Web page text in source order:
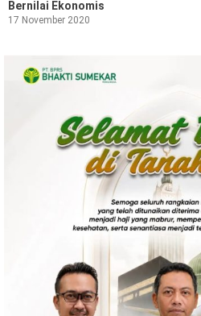
Wisata
Indeks Birokrasi
Copyright
Bernilai Ekonomis
17 November 2020